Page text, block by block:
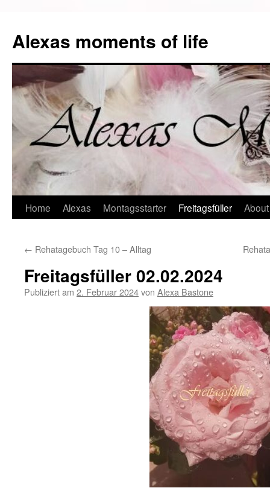
Alexas moments of life
Zum
springen
Home Alexas Montagsstarter Freitagsfüller
← Rehatagebuch Tag 10 – Alltag
Freitagsfüller 02.02.2024
Publiziert am 2. Februar 2024von Alexa Bastone